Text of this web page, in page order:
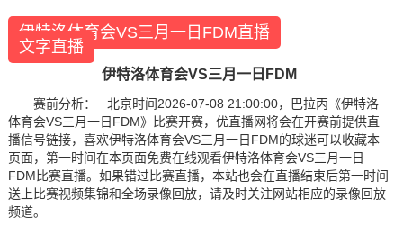
伊特洛体育会VS三月一日FDM直播
文字直播
伊特洛体育会VS三月一日FDM
赛前分析： 北京时间2026-07-08 21:00:00，巴拉丙《伊特洛
体育会VS三月一日FDM》比赛开赛，优直播网将会在开赛前提供直
播信号链接，喜欢伊特洛体育会VS三月一日FDM的球迷可以收藏本
页面，第一时间在本页面免费在线观看伊特洛体育会VS三月一日
FDM比赛直播。如果错过比赛直播，本站也会在直播结束后第一时间
送上比赛视频集锦和全场录像回放，请及时关注网站相应的录像回放
频道。